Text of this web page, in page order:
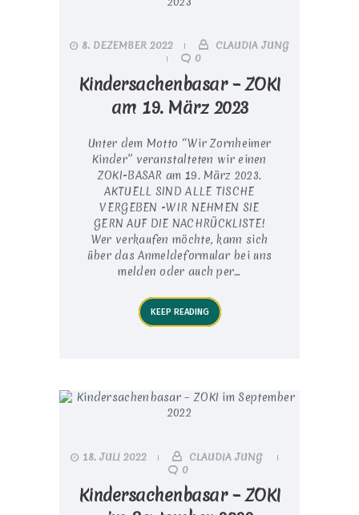
8. DEZEMBER 2022
CLAUDIA JUNG
0
Kindersachenbasar – ZOKI
am 19. März 2023
Unter dem Motto “Wir Zornheimer
Kinder” veranstalteten wir einen
ZOKI-BASAR am 19. März 2023.
AKTUELL SIND ALLE TISCHE
VERGEBEN -WIR NEHMEN SIE
GERN AUF DIE NACHRÜCKLISTE!
Wer verkaufen möchte, kann sich
über das Anmeldeformular bei uns
melden oder auch per…
KEEP READING
18. JULI 2022
CLAUDIA JUNG
0
Kindersachenbasar – ZOKI